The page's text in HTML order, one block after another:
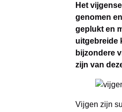
Het
genomen
geplukt en
uitgebreide
bijzondere
zijn van
Vijgen zijn